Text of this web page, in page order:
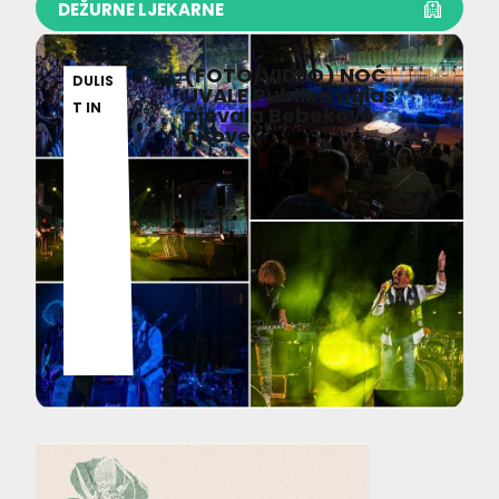
DEŽURNE LJEKARNE
DULIS
T IN
07.08.2
026
(FOTO/VIDEO) NOĆ
UVALE Publika uglas
pjevala Bebekove
hitove